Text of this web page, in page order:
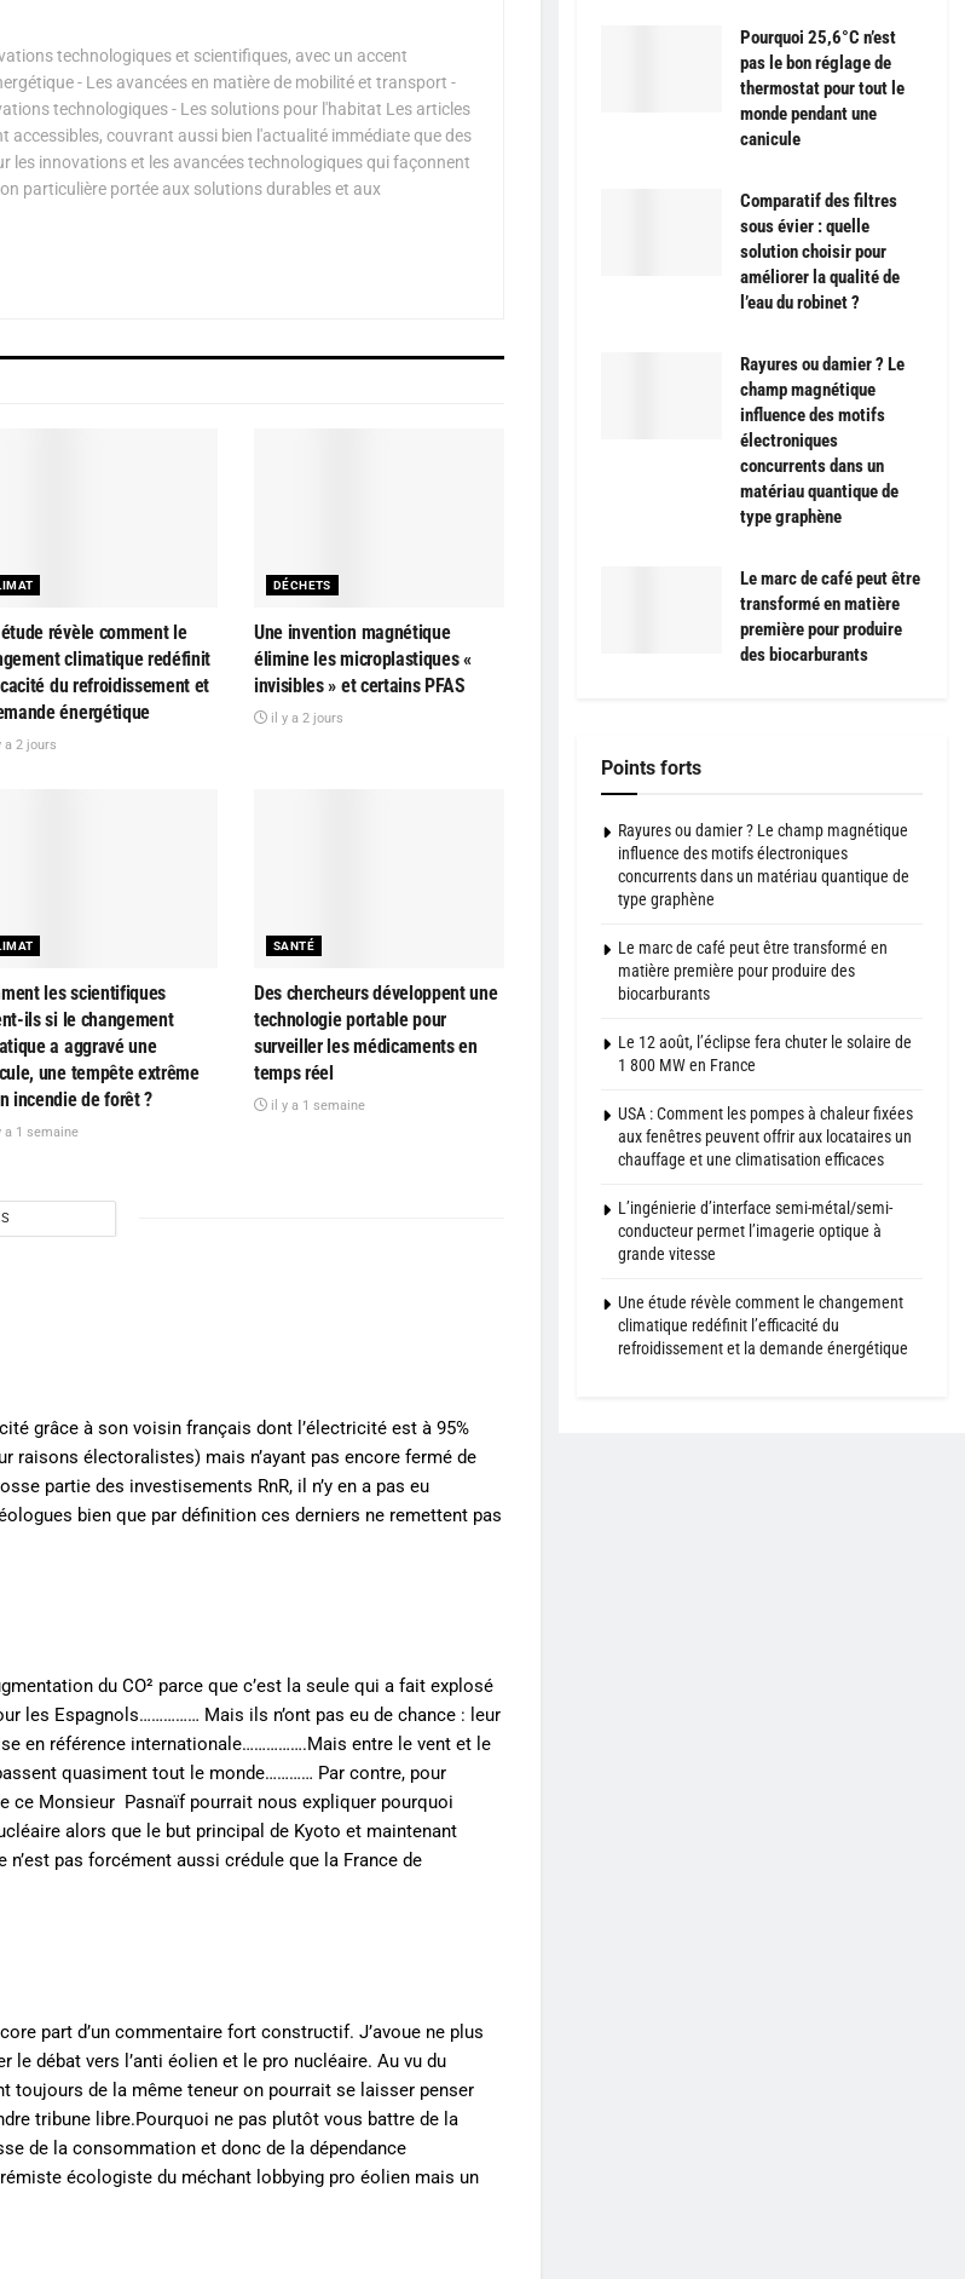
technologiques et scientifiques, avec un accent
- Les avancées en matière de mobilité et transport -
technologiques - Les solutions pour l'habitat Les articles
couvrant aussi bien l'actualité immédiate que des
les innovations et les avancées technologiques qui façonnent
particulière portée aux solutions durables et aux
révèle comment le
climatique redéfinit
du refroidissement et
énergétique
a 2 jours
DÉCHETS
Une invention magnétique
élimine les microplastiques «
invisibles » et certains PFAS
il y a 2 jours
les scientifiques
ils si le changement
a aggravé une
une tempête extrême
incendie de forêt ?
a 1 semaine
SANTÉ
Des chercheurs développent une
technologie portable pour
surveiller les médicaments en
temps réel
il y a 1 semaine
grâce à son voisin français dont l’électricité est à 95%
raisons électoralistes) mais n’ayant pas encore fermé de
partie des investisements RnR, il n’y en a pas eu
bien que par définition ces derniers ne remettent pas
du CO² parce que c’est la seule qui a fait explosé
les Espagnols…………… Mais ils n’ont pas eu de chance : leur
en référence internationale…………….Mais entre le vent et le
quasiment tout le monde………… Par contre, pour
ce Monsieur Pasnaïf pourrait nous expliquer pourquoi
alors que le but principal de Kyoto et maintenant
pas forcément aussi crédule que la France de
part d’un commentaire fort constructif. J’avoue ne plus
débat vers l’anti éolien et le pro nucléaire. Au vu du
de la même teneur on pourrait se laisser penser
tribune libre.Pourquoi ne pas plutôt vous battre de la
de la consommation et donc de la dépendance
écologiste du méchant lobbying pro éolien mais un
Pourquoi 25,6°C n’est
pas le bon réglage de
thermostat pour tout le
monde pendant une
canicule
Comparatif des filtres
sous évier : quelle
solution choisir pour
améliorer la qualité de
l’eau du robinet ?
Rayures ou damier ? Le
champ magnétique
influence des motifs
électroniques
concurrents dans un
matériau quantique de
type graphène
Le marc de café peut être
transformé en matière
première pour produire
des biocarburants
Points forts
Rayures ou damier ? Le champ magnétique
influence des motifs électroniques
concurrents dans un matériau quantique de
type graphène
Le marc de café peut être transformé en
matière première pour produire des
biocarburants
Le 12 août, l’éclipse fera chuter le solaire de
1 800 MW en France
USA : Comment les pompes à chaleur fixées
aux fenêtres peuvent offrir aux locataires un
chauffage et une climatisation efficaces
L’ingénierie d’interface semi-métal/semi-
conducteur permet l’imagerie optique à
grande vitesse
Une étude révèle comment le changement
climatique redéfinit l’efficacité du
refroidissement et la demande énergétique